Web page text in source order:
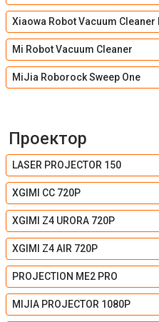
Xiaowa Robot Vacuum Cleaner
Mi Robot Vacuum Cleaner
MiJia Roborock Sweep One
Проектор
LASER PROJECTOR 150
XGIMI CC 720P
XGIMI Z4 URORA 720P
XGIMI Z4 AIR 720P
PROJECTION ME2 PRO
MIJIA PROJECTOR 1080P